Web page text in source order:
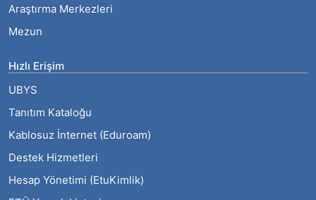
Araştırma Merkezleri
Mezun
Hızlı Erişim
UBYS
Tanıtım Kataloğu
Kablosuz İnternet (Eduroam)
Destek Hizmetleri
Hesap Yönetimi (EtuKimlik)